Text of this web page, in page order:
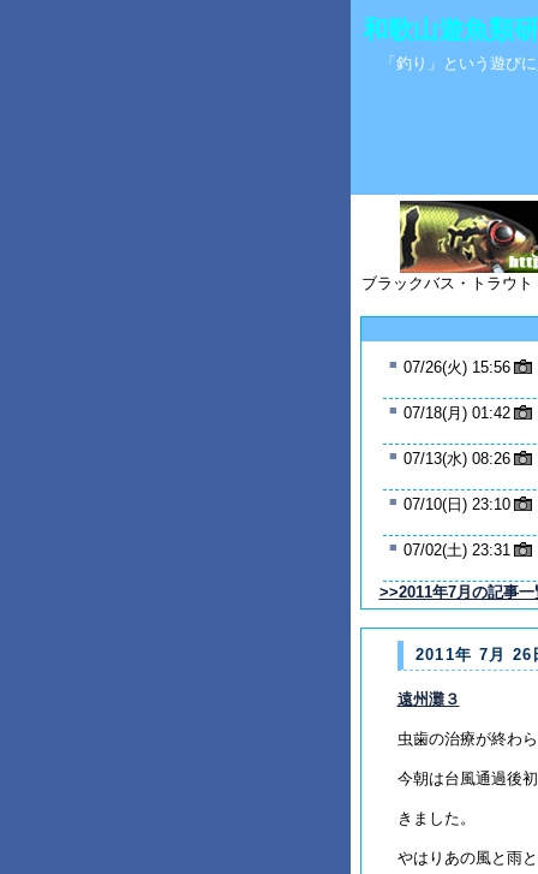
和歌山遊魚類
「釣り」という遊び
ブラックバス・トラウ
■ 07/26(火) 15:56
■ 07/18(月) 01:42
■ 07/13(水) 08:26
■ 07/10(日) 23:10
■ 07/02(土) 23:31
>>2011年7月の記事一
2011年 7月 26
遠州灘３
虫歯の治療が終わ
今朝は台風通過後
きました。
やはりあの風と雨